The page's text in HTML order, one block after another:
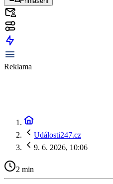
Reklama
Události247.cz
9. 6. 2026, 10:06
2 min